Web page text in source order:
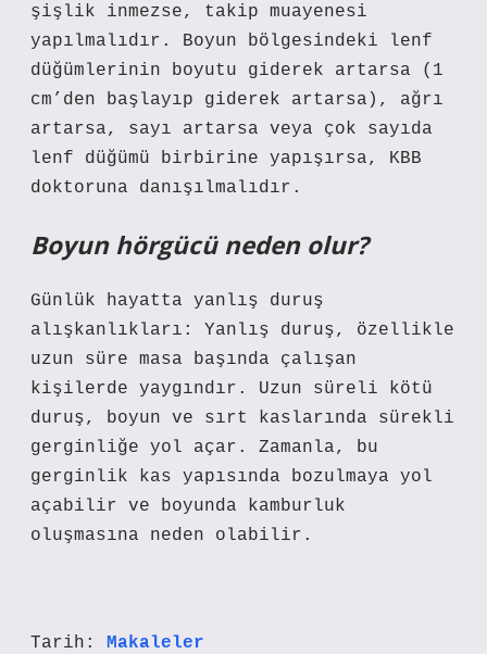
şişlik inmezse, takip muayenesi
yapılmalıdır. Boyun bölgesindeki lenf
düğümlerinin boyutu giderek artarsa ​​(1
cm’den başlayıp giderek artarsa), ağrı
artarsa, sayı artarsa ​​veya çok sayıda
lenf düğümü birbirine yapışırsa, KBB
doktoruna danışılmalıdır.
Boyun hörgücü neden olur?
Günlük hayatta yanlış duruş
alışkanlıkları: Yanlış duruş, özellikle
uzun süre masa başında çalışan
kişilerde yaygındır. Uzun süreli kötü
duruş, boyun ve sırt kaslarında sürekli
gerginliğe yol açar. Zamanla, bu
gerginlik kas yapısında bozulmaya yol
açabilir ve boyunda kamburluk
oluşmasına neden olabilir.
Tarih: Makaleler